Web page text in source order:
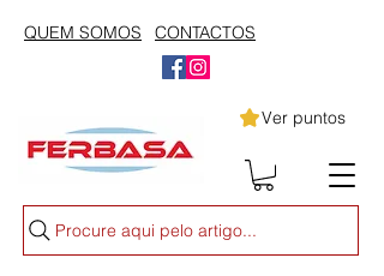
QUEM SOMOS CONTACTOS
Ver puntos
Procure aqui pelo artigo...